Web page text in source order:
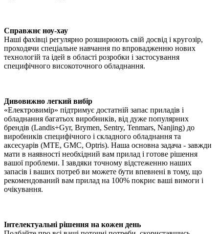
Справжнє ноу-хау
Наші фахівці регулярно розширюють свій досвід і кругозір,
проходячи спеціальне навчання по впровадженню нових
технологій та ідей в області розробки і застосування
специфічного високоточного обладнання.
Дивовижно легкий вибір
«Електровимір» підтримує достатній запас приладів і
обладнання багатьох виробників, від дуже популярних
брендів (Landis+Gyr, Brymen, Sentry, Tenmars, Nanjing) до
виробників специфічного і складного обладнання та
аксесуарів (MTE, GMC, Optris). Наша основна задача - завжди
мати в наявності необхідний вам прилад і готове рішення
вашої проблеми. І завдяки точному відстеженню наших
запасів і ваших потреб ви можете бути впевнені в тому, що
рекомендований вам прилад на 100% покриє ваші вимоги і
очікування.
Інтелектуальні рішення на кожен день